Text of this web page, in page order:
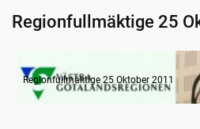
Regionfullmäktige 25
Radion informerar
Regionfullmäktige 25 Oktober 2011